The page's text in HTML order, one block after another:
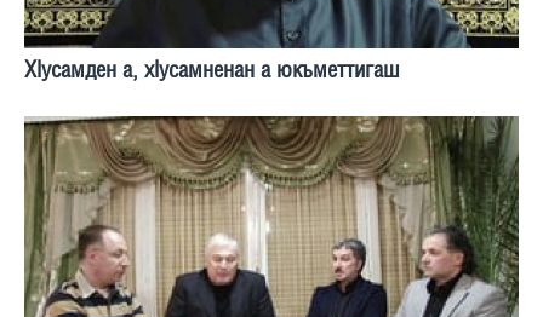
ХIусамден а, хIусамненан а юкъметтигаш